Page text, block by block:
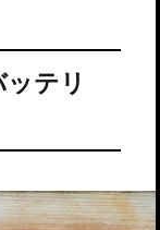
テリ